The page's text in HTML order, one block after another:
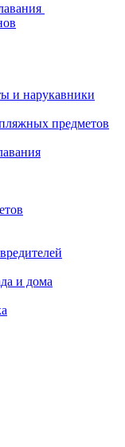
и нарукавники
предметов
и дома